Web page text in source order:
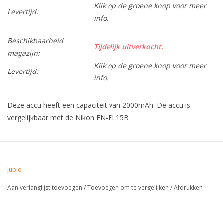
Levertijd:
Klik op de groene knop voor meer
info.
Beschikbaarheid
magazijn:
Tijdelijk uitverkocht.
Levertijd:
Klik op de groene knop voor meer
info.
Deze accu heeft een capaciteit van 2000mAh. De accu is
vergelijkbaar met de Nikon EN-EL15B
Jupio
Aan verlanglijst toevoegen /Toevoegen om te vergelijken /Afdrukken